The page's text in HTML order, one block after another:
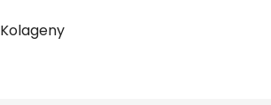
Kolageny